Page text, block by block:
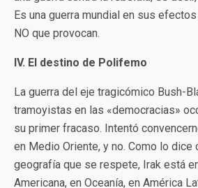
Es una guerra mundial en sus
NO que provocan.
IV. El destino de Polifemo
La guerra del eje tragicómico Bush-
tramoyistas en las «democracias»
su primer fracaso. Intentó
en Medio Oriente, y no. Como lo dice
geografía que se respete, Irak está
Americana, en Oceanía, en América